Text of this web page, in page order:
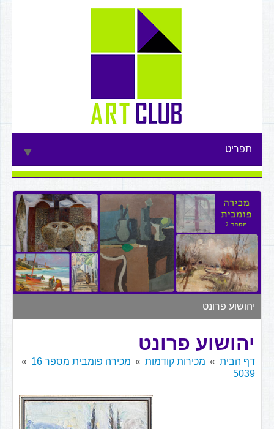
תפריט ▼
▼
▼
▼
▼
יהושוע פרונט
יהושוע פרונט
דף הבית מכירות קודמות
מכירה פומבית מספר 16
5039